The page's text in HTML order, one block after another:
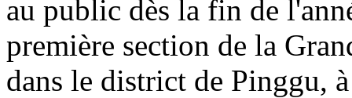
au public dès la fin de
première section de la
dans le district de Pinggu,